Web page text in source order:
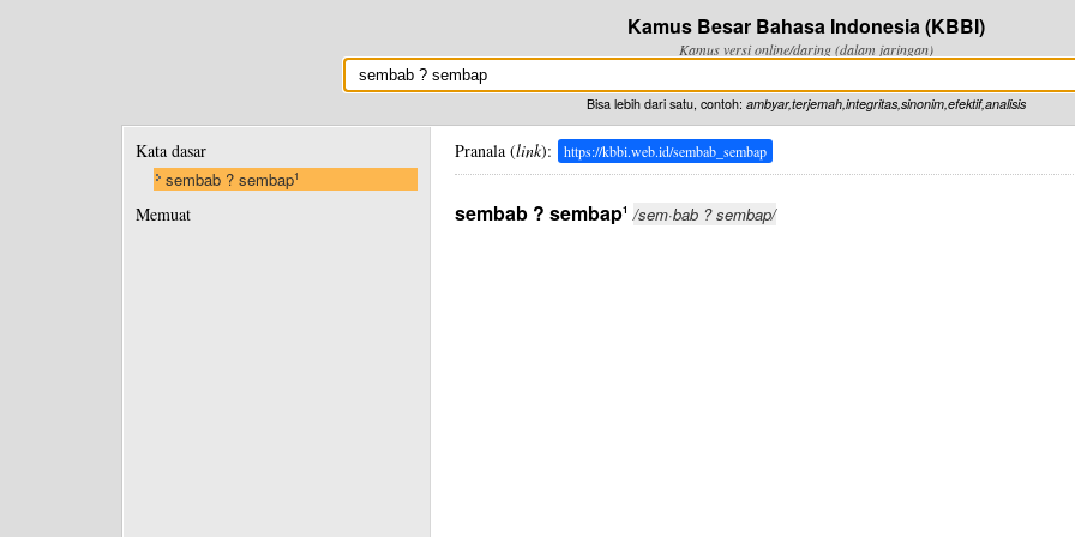
Kamus Besar Bahasa Indonesia (KBBI)
Kamus versi online/daring (dalam jaringan)
Bisa lebih dari satu, contoh: ambyar,terjemah,integritas,sinonim,efektif,analisis
Kata dasar
sembab ? sembap1
Memuat
Pranala (link): https://kbbi.web.id/sembab_sembap
sembab ? sembap1 /sem·bab ? sembap/